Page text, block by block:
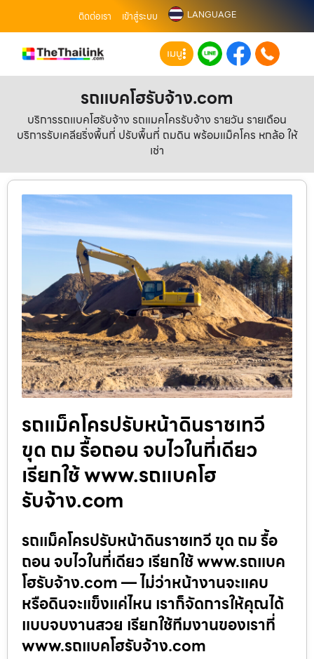
ติดต่อเรา เข้าสู่ระบบ LANGUAGE
เมนู
รถแบคโฮรับจ้าง.com
บริการรถแบคโฮรับจ้าง รถแมคโครรับจ้าง รายวัน รายเดือน
บริการรับเคลียริ่งพื้นที่ ปรับพื้นที่ ถมดิน พร้อมแม็คโคร หกล้อ ให้
เช่า
รถแม็คโครปรับหน้าดินราชเทวี
ขุด ถม รื้อถอน จบไวในที่เดียว
เรียกใช้ www.รถแบคโฮ
รับจ้าง.com
รถแม็คโครปรับหน้าดินราชเทวี ขุด ถม รื้อ
ถอน จบไวในที่เดียว เรียกใช้ www.รถแบค
โฮรับจ้าง.com — ไม่ว่าหน้างานจะแคบ
หรือดินจะแข็งแค่ไหน เราก็จัดการให้คุณได้
แบบจบงานสวย เรียกใช้ทีมงานของเราที่
www.รถแบคโฮรับจ้าง.com